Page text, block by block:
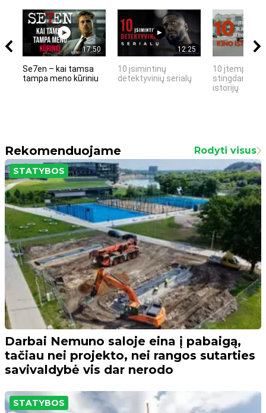
17:50
Se7en – kai tamsa
tampa meno kūriniu
12:25
10 įsimintinų
detektyvinių serialų
10 įtemptų,
stingdančių
istorijų
Rekomenduojame Rodyti visus
STATYBOS
Darbai Nemuno saloje eina į pabaigą,
tačiau nei projekto, nei rangos sutarties
savivaldybė vis dar nerodo
STATYBOS